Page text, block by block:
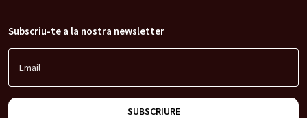
Subscriu-te a la nostra newsletter
Email
SUBSCRIURE